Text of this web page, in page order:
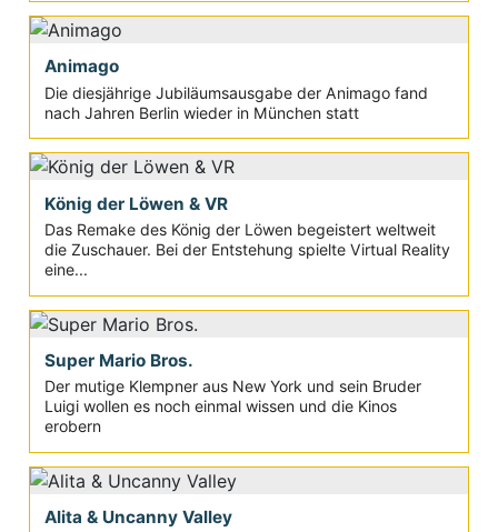
Animago
Die diesjährige Jubiläumsausgabe der Animago fand
nach Jahren Berlin wieder in München statt
König der Löwen & VR
Das Remake des König der Löwen begeistert weltweit
die Zuschauer. Bei der Entstehung spielte Virtual Reality
eine...
Super Mario Bros.
Der mutige Klempner aus New York und sein Bruder
Luigi wollen es noch einmal wissen und die Kinos
erobern
Alita & Uncanny Valley